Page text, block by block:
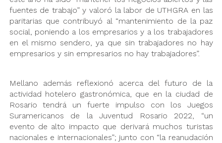
fuentes de trabajo” y valoró la labor de UTHGRA en las
paritarias que contribuyó al “mantenimiento de la paz
social, poniendo a los empresarios y a los trabajadores
en el mismo sendero, ya que sin trabajadores no hay
empresarios y sin empresarios no hay trabajadores”.
Mellano además reflexionó acerca del futuro de la
actividad hotelero gastronómica, que en la ciudad de
Rosario tendrá un fuerte impulso con los Juegos
Suramericanos de la Juventud Rosario 2022, “un
evento de alto impacto que derivará muchos turistas
nacionales e internacionales”; junto con “la reanudación